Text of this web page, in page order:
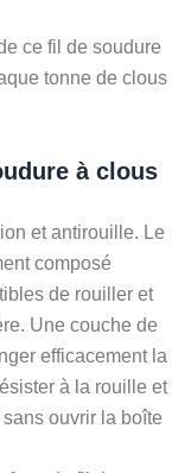
ce fil de soudure
tonne de clous
à clous
et antirouille. Le
composé
de rouiller et
Une couche de
efficacement la
à la rouille et
ouvrir la boîte